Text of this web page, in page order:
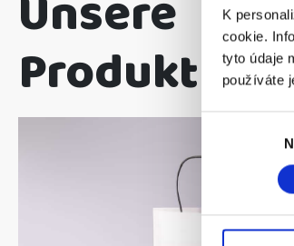
K
cookie.
tyto údaje
používáte
Výběr
Unsere
Produktion